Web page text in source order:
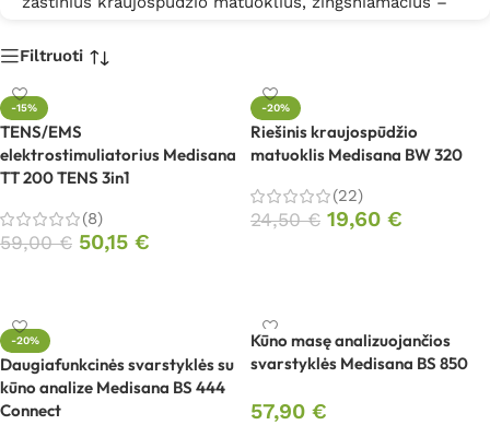
kontaktais
Filtruoti
-15%
TENS/EMS
elektrostimuliatorius Medisana
TT 200 TENS 3in1
(8)
59,00€ 50,15 €
-20%
Riešinis kraujospūdžio
matuoklis Medisana BW 320
(22)
24,50€ 19,60 €
-20%
Daugiafunkcinės svarstyklės su
kūno analize Medisana BS 444
Connect
Kūno masę analizuojančios
svarstyklės Medisana BS 850
57,90 €